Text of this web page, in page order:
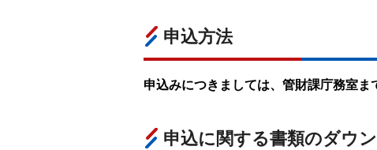
申込方法
申込みにつきましては、管財課庁務室ま
申込に関する書類のダウ